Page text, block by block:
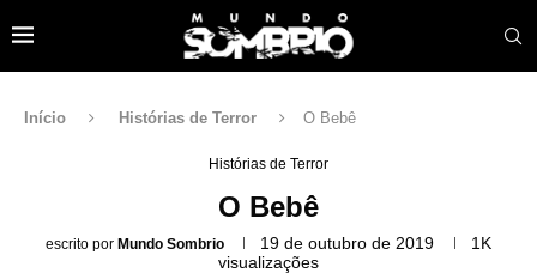
Início Histórias de Terror O Bebê
Histórias de Terror
O Bebê
escrito por Mundo Sombrio 19 de outubro de 2019
1K
visualizações